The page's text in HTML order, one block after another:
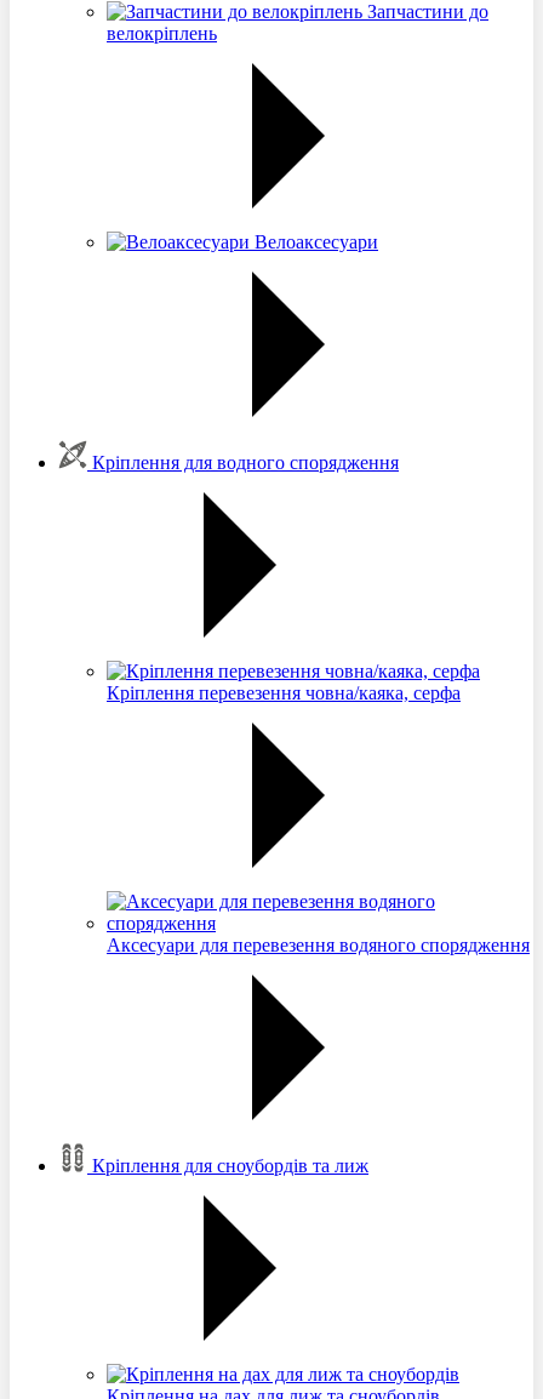
Запчастини до
велокріплень
Велоаксесуари
Кріплення для водного спорядження
Кріплення перевезення човна/каяка, серфа
Аксесуари для перевезення водяного спорядження
Кріплення для сноубордів та лиж